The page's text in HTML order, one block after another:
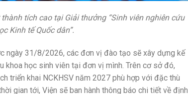
tích cao tại Giải thưởng “Sinh viên nghiên cứu
Kinh tế Quốc dân”.
ngày 31/8/2026, các đơn vị đào tạo sẽ xây dựng kế
học sinh viên tại đơn vị mình. Trên cơ sở đó,
triển khai NCKHSV năm 2027 phù hợp với đặc thù
gian tới, Viện sẽ ban hành thông báo chi tiết về định